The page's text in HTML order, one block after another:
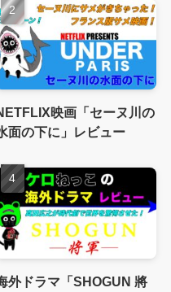
映画「セーヌ川の
面の下に」レビュー
外ドラマ「SHOGUN 將